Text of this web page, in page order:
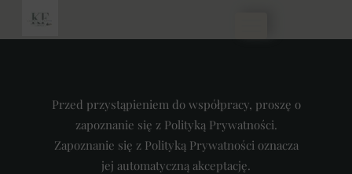
Przed przystąpieniem do współpracy, proszę o
zapoznanie się z Polityką Prywatności.
Zapoznanie się z Polityką Prywatności oznacza
jej automatyczną akceptację.